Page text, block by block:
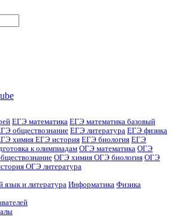
ЕГЭ математика ЕГЭ математика базовый
обществознание ЕГЭ литература ЕГЭ физика
химия ЕГЭ история ЕГЭ биология ЕГЭ
к олимпиадам ОГЭ математика ОГЭ
ОГЭ химия ОГЭ биология ОГЭ
ОГЭ литература
язык и литература Информатика Физика